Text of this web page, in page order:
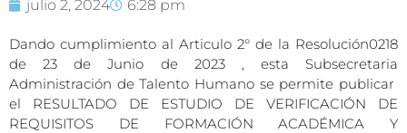
julio 2, 2024 6:28 pm
Dando cumplimiento al Articulo 2° de la Resolución0218
de 23 de Junio de 2023 , esta Subsecretaria
Administración de Talento Humano se permite publicar
el RESULTADO DE ESTUDIO DE VERIFICACIÓN DE
REQUISITOS DE FORMACIÓN ACADÉMICA Y